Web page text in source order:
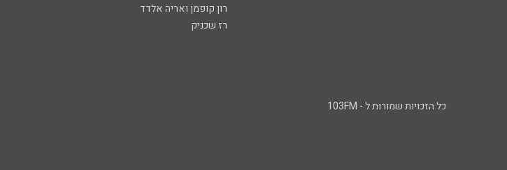
רון קופמן ואריה אלדד
רז שכניק
כל הזכויות שמורות ל - 103FM